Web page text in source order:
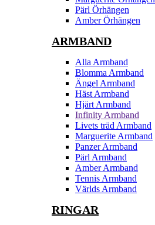
Pärl Örhängen
Amber Örhängen
ARMBAND
Alla Armband
Blomma Armband
Ängel Armband
Häst Armband
Hjärt Armband
Infinity Armband
Livets träd Armband
Marguerite Armband
Panzer Armband
Pärl Armband
Amber Armband
Tennis Armband
Världs Armband
RINGAR